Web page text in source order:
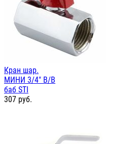
Кран шар.
МИНИ 3/4" В/В
баб STI
307 руб.